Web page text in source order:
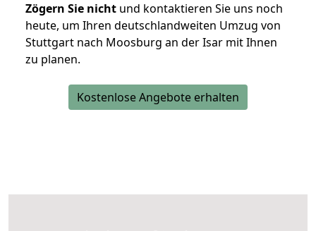
Zögern Sie nicht und kontaktieren Sie uns noch
heute, um Ihren deutschlandweiten Umzug von
Stuttgart nach Moosburg an der Isar mit Ihnen
zu planen.
Kostenlose Angebote erhalten